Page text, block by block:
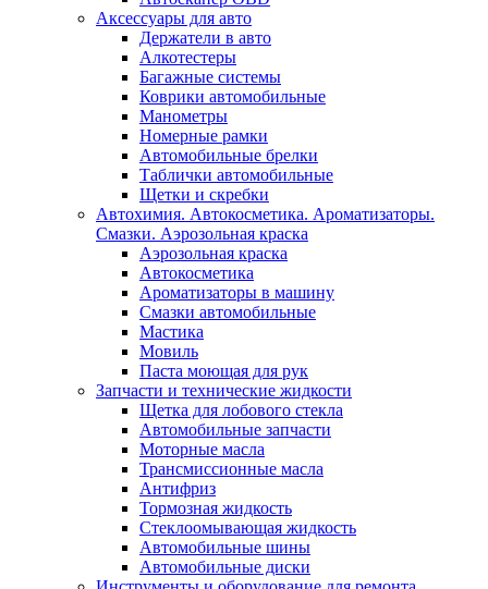
Аксессуары для авто
Держатели в авто
Алкотестеры
Багажные системы
Коврики автомобильные
Манометры
Номерные рамки
Автомобильные брелки
Таблички автомобильные
Щетки и скребки
Автохимия. Автокосметика. Ароматизаторы.
Смазки. Аэрозольная краска
Аэрозольная краска
Автокосметика
Ароматизаторы в машину
Смазки автомобильные
Мастика
Мовиль
Паста моющая для рук
Запчасти и технические жидкости
Щетка для лобового стекла
Автомобильные запчасти
Моторные масла
Трансмиссионные масла
Антифриз
Тормозная жидкость
Стеклоомывающая жидкость
Автомобильные шины
Автомобильные диски